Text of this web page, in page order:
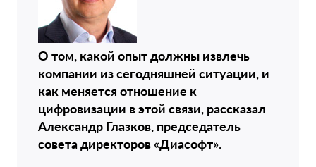
О том, какой опыт должны извлечь
компании из сегодняшней ситуации, и
как меняется отношение к
цифровизации в этой связи, рассказал
Александр Глазков, председатель
совета директоров «Диасофт».